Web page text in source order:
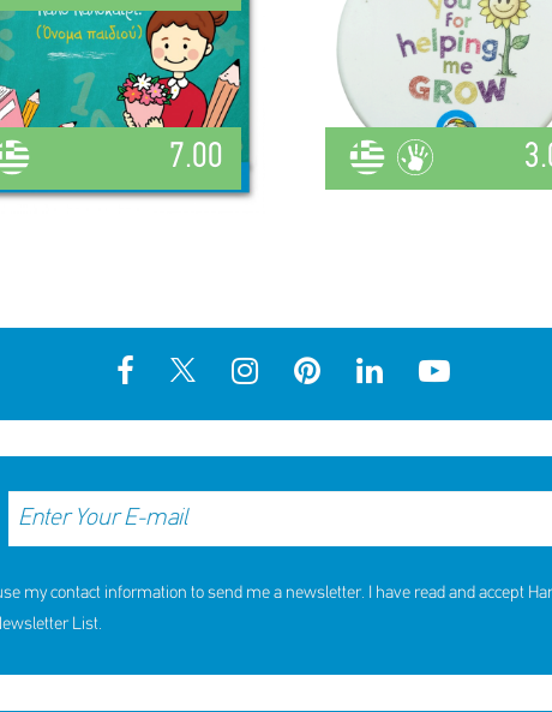
7.00
my contact information to send me a newsletter. I have read and accept
List.